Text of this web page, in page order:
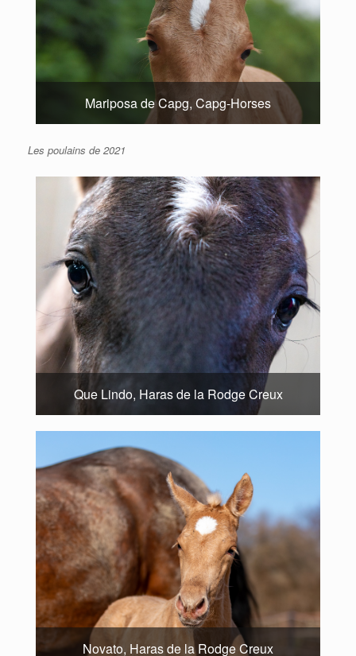
Mariposa de Capg, Capg-Horses
Les poulains de 2021
Que Lindo, Haras de la Rodge Creux
Novato, Haras de la Rodge Creux